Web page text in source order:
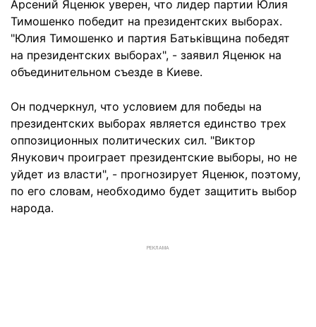
Арсений Яценюк уверен, что лидер партии Юлия
Тимошенко победит на президентских выборах.
"Юлия Тимошенко и партия Батьківщина победят
на президентских выборах", - заявил Яценюк на
объединительном съезде в Киеве.
Он подчеркнул, что условием для победы на
президентских выборах является единство трех
оппозиционных политических сил. "Виктор
Янукович проиграет президентские выборы, но не
уйдет из власти", - прогнозирует Яценюк, поэтому,
по его словам, необходимо будет защитить выбор
народа.
РЕКЛАМА